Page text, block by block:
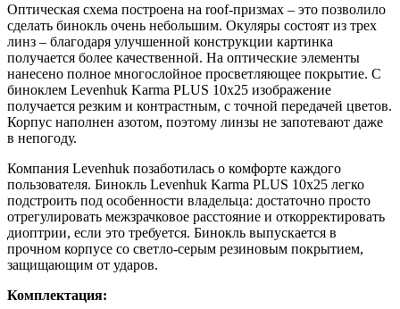
Оптическая схема построена на roof-призмах – это позволило
сделать бинокль очень небольшим. Окуляры состоят из трех
линз – благодаря улучшенной конструкции картинка
получается более качественной. На оптические элементы
нанесено полное многослойное просветляющее покрытие. С
биноклем Levenhuk Karma PLUS 10x25 изображение
получается резким и контрастным, с точной передачей цветов.
Корпус наполнен азотом, поэтому линзы не запотевают даже
в непогоду.
Компания Levenhuk позаботилась о комфорте каждого
пользователя. Бинокль Levenhuk Karma PLUS 10x25 легко
подстроить под особенности владельца: достаточно просто
отрегулировать межзрачковое расстояние и откорректировать
диоптрии, если это требуется. Бинокль выпускается в
прочном корпусе со светло-серым резиновым покрытием,
защищающим от ударов.
Комплектация: